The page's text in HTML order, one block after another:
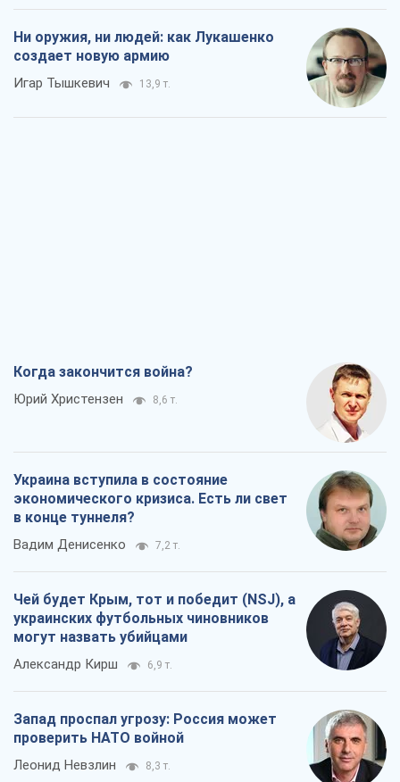
Ни оружия, ни людей: как Лукашенко
создает новую армию
Игар Тышкевич 13,9 т.
Когда закончится война?
Юрий Христензен 8,6 т.
Украина вступила в состояние
экономического кризиса. Есть ли свет
в конце туннеля?
Вадим Денисенко 7,2 т.
Чей будет Крым, тот и победит (NSJ), а
украинских футбольных чиновников
могут назвать убийцами
Александр Кирш 6,9 т.
Запад проспал угрозу: Россия может
проверить НАТО войной
Леонид Невзлин 8,3 т.